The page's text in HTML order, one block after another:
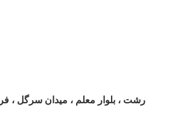
رشت ، بلوار معلم ، میدان سرگل ،